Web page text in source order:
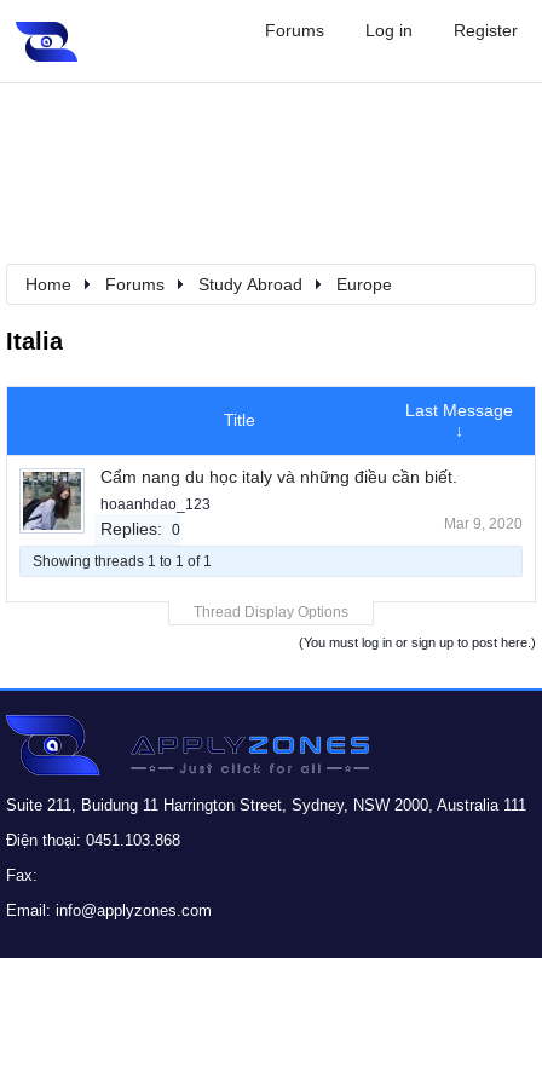
Home Forums Study Abroad Europe
Italia
Title
Last Message
↓
Cẩm nang du học italy và những điều cần biết.
hoaanhdao_123
Replies: 0 Mar 9, 2020
Showing threads 1 to 1 of 1
Thread Display Options
(You must log in or sign up to post here.)
Forums Log in Register
Suite 211, Buidung 11 Harrington Street, Sydney, NSW 2000, Australia 111
Điện thoại: 0451.103.868
Fax:
Email: info@applyzones.com